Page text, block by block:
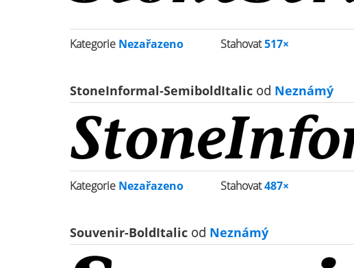
Kategorie Nezařazeno Stahovat517×
StoneInformal-SemiboldItalic od Neznámý
Kategorie Nezařazeno Stahovat487×
Souvenir-BoldItalic od Neznámý